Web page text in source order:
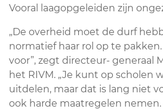
Vooral laagopgeleiden zijn
„De overheid moet de durf
normatief haar rol op te
voor”, zegt directeur- generaal
het RIVM. „Je kunt op scholen
uitdelen, maar dat is lang niet
ook harde maatregelen